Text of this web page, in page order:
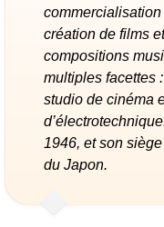
création de films
compositions
multiples facettes
studio de cinéma
1946, et son
du Japon.